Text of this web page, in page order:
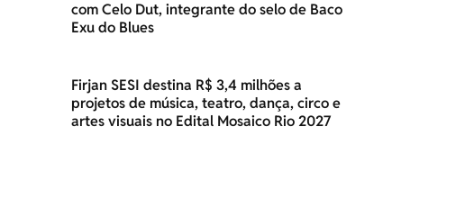
com Celo Dut, integrante do selo de Baco
Exu do Blues
Firjan SESI destina R$ 3,4 milhões a
projetos de música, teatro, dança, circo e
artes visuais no Edital Mosaico Rio 2027